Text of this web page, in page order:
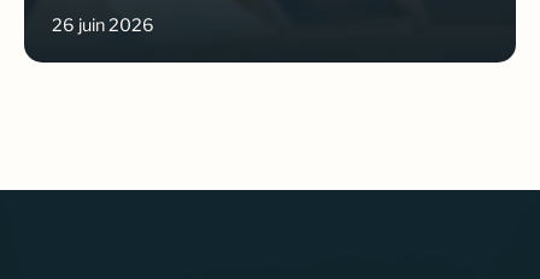
26 juin 2026